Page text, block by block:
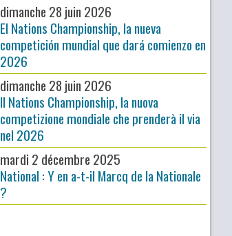
dimanche 28 juin 2026
El Nations Championship, la nueva
competición mundial que dará comienzo en
2026
dimanche 28 juin 2026
Il Nations Championship, la nuova
competizione mondiale che prenderà il via
nel 2026
mardi 2 décembre 2025
National : Y en a-t-il Marcq de la Nationale
?